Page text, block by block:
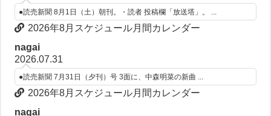
●読売新聞 8月1日（土）朝刊。・読者 投稿欄「放送塔」。 ...
2026年8月スケジュール月間カレンダー
nagai
2026.07.31
●読売新聞 7月31日（夕刊）号 3面に、中森明菜の新曲 ...
2026年8月スケジュール月間カレンダー
nagai